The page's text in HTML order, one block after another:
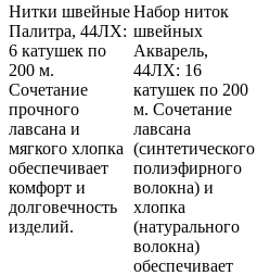
Нитки швейные
Палитра, 44ЛХ:
6 катушек по
200 м.
Сочетание
прочного
лавсана и
мягкого хлопка
обеспечивает
комфорт и
долговечность
изделий.
Набор ниток
швейных
Акварель,
44ЛХ: 16
катушек по 200
м. Сочетание
лавсана
(синтетического
полиэфирного
волокна) и
хлопка
(натурального
волокна)
обеспечивает